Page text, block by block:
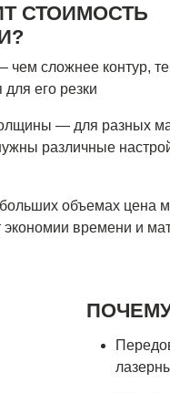
СТОИМОСТЬ
чем сложнее контур,
его резки
— для разных
различные
объемах цена
экономии времени и